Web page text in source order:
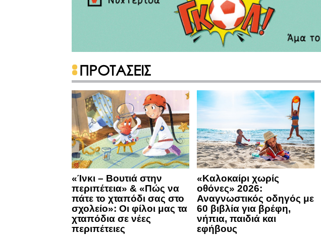
ΠΡΟΤΑΣΕΙΣ
«Ίνκι – Βουτιά στην
περιπέτεια» & «Πώς να
πάτε το χταπόδι σας στο
σχολείο»: Οι φίλοι μας τα
χταπόδια σε νέες
περιπέτειες
«Καλοκαίρι χωρίς
οθόνες» 2026:
Αναγνωστικός οδηγός με
60 βιβλία για βρέφη,
νήπια, παιδιά και
εφήβους